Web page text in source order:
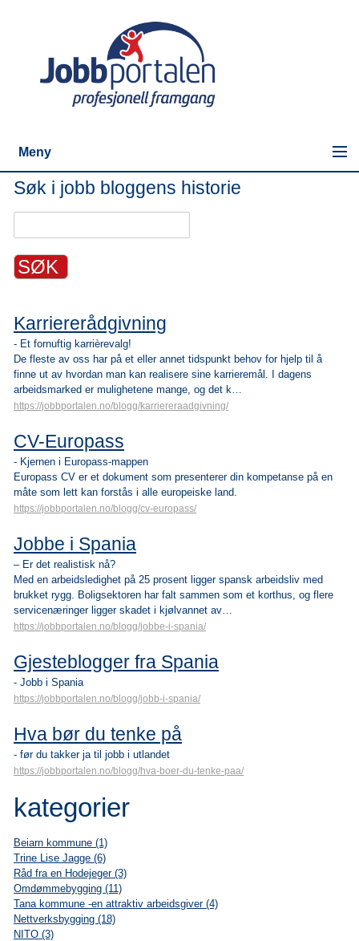
Meny
Søk i jobb bloggens historie
Karriererådgivning
- Et fornuftig karrièrevalg!
De fleste av oss har på et eller annet tidspunkt behov for hjelp til å
finne ut av hvordan man kan realisere sine karrieremål. I dagens
arbeidsmarked er mulighetene mange, og det k…
https://jobbportalen.no/blogg/karriereraadgivning/
CV-Europass
- Kjernen i Europass-mappen
Europass CV er et dokument som presenterer din kompetanse på en
måte som lett kan forstås i alle europeiske land.
https://jobbportalen.no/blogg/cv-europass/
Jobbe i Spania
– Er det realistisk nå?
Med en arbeidsledighet på 25 prosent ligger spansk arbeidsliv med
brukket rygg. Boligsektoren har falt sammen som et korthus, og flere
servicenæringer ligger skadet i kjølvannet av…
https://jobbportalen.no/blogg/jobbe-i-spania/
Gjesteblogger fra Spania
- Jobb i Spania
https://jobbportalen.no/blogg/jobb-i-spania/
Hva bør du tenke på
- før du takker ja til jobb i utlandet
https://jobbportalen.no/blogg/hva-boer-du-tenke-paa/
kategorier
Beiarn kommune (1)
Trine Lise Jagge (6)
Råd fra en Hodejeger (3)
Omdømmebygging (11)
Tana kommune -en attraktiv arbeidsgiver (4)
Nettverksbygging (18)
NITO (3)